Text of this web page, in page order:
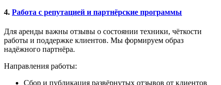
4. Работа с репутацией и партнёрские программы
Для аренды важны отзывы о состоянии техники, чёткости
работы и поддержке клиентов. Мы формируем образ
надёжного партнёра.
Направления работы:
Сбор и публикация развёрнутых отзывов от клиентов